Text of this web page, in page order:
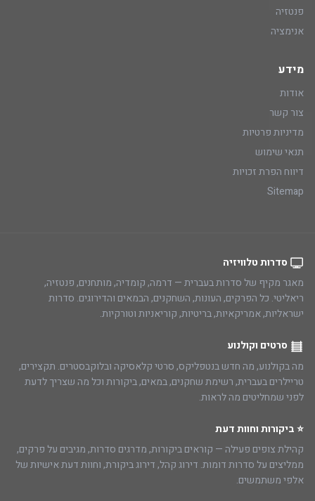
פנטזיה
אנימציה
מידע
אודות
צור קשר
מדיניות פרטיות
תנאי שימוש
דיווח הפרת זכויות
Sitemap
סדרות טלוויזיה
מאגר מקיף של סדרות בעברית — דרמה, קומדיה, מותחנים, פנטזיה,
ריאליטי. כל הפרקים, העונות, השחקנים, הבמאים והדירוגים. סדרות
ישראליות, אמריקאיות, בריטיות, קוריאניות וטורקיות.
סרטים וקולנוע
מה בקולנוע, מה חדש בנטפליקס, סרטי קלאסיקה ובלוקבסטרים. תקצירים,
טריילרים בעברית, רשימת שחקנים, במאים, ביקורות וכל מה שצריך לדעת
לפני שמחליטים מה לראות.
⭐ ביקורות וחוות דעת
קהילת צופים פעילה — קוראים ביקורות, מדרגים סדרות, מגיבים על פרקים,
ממליצים על סדרות דומות. דירוג קהל, דירוג ביקורת, וחוות דעת אישיות של
אלפי משתמשים.